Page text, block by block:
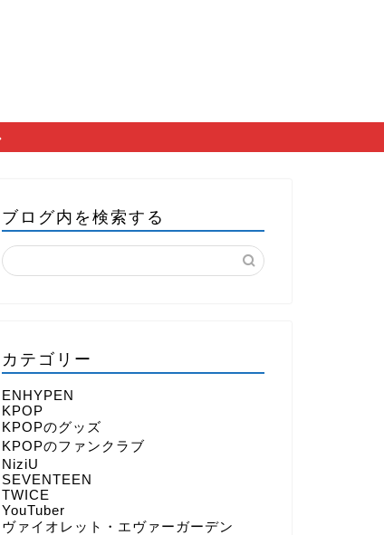
ブログ内を検索する
カテゴリー
ENHYPEN
KPOP
KPOPのグッズ
KPOPのファンクラブ
NiziU
SEVENTEEN
TWICE
YouTuber
ヴァイオレット・エヴァーガーデン